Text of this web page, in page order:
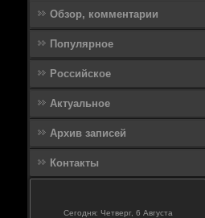
Обзор, комментарии
Популярное
Российское
Актуальное
Архив записей
Контакты
Сегодня: Четверг, 6 Августа